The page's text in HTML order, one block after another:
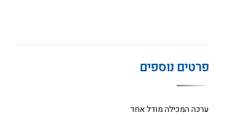
פרטים נוספים
ערכה המכילה מודל אחד